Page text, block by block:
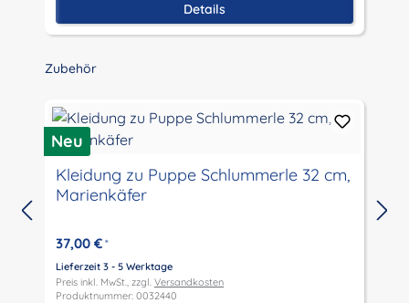
Details
Produktgalerie überspringen
Zubehör
Neu
Kleidung zu Puppe Schlummerle 32 cm,
Marienkäfer
37,00 € *
Lieferzeit 3 - 5 Werktage
Preis inkl. MwSt., zzgl. Versandkosten
Produktnummer: 0032440